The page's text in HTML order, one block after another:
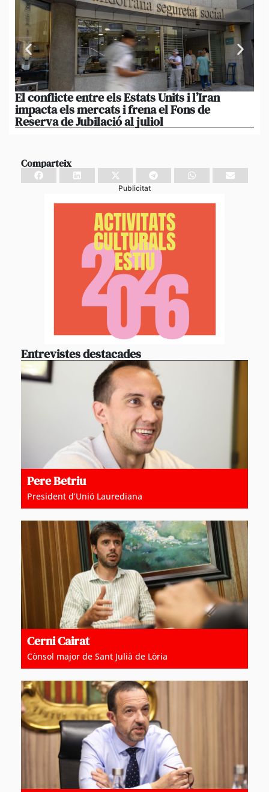
El conflicte entre els Estats Units i l’Iran
impacta els mercats i frena el Fons de
Reserva de Jubilació al juliol
Comparteix
Publicitat
Entrevistes destacades
Pere Betriu
President d’Unió Laurediana
Cerni Cairat
Cònsol major de Sant Julià de Lòria